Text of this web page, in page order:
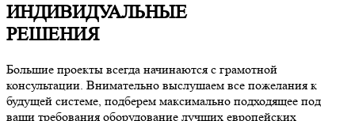
ИНДИВИДУАЛЬНЫЕ
РЕШЕНИЯ
Большие проекты всегда начинаются с грамотной
консультации. Внимательно выслушаем все пожелания к
будущей системе, подберем максимально подходящее под
ваши требования оборудование лучших европейских